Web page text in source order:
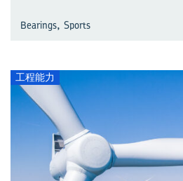
Bearings, Sports
工程能力